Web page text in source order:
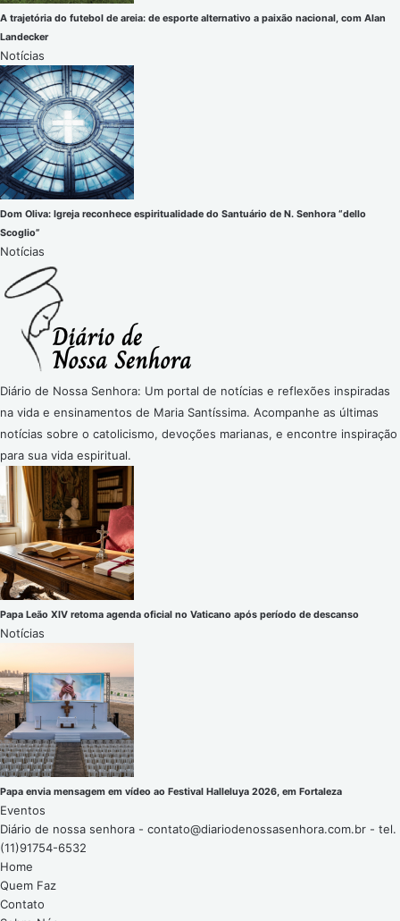
A trajetória do futebol de areia: de esporte alternativo a paixão nacional, com Alan
Landecker
Notícias
Dom Oliva: Igreja reconhece espiritualidade do Santuário de N. Senhora “dello
Scoglio”
Notícias
Diário de Nossa Senhora: Um portal de notícias e reflexões inspiradas
na vida e ensinamentos de Maria Santíssima. Acompanhe as últimas
notícias sobre o catolicismo, devoções marianas, e encontre inspiração
para sua vida espiritual.
Papa Leão XIV retoma agenda oficial no Vaticano após período de descanso
Notícias
Papa envia mensagem em vídeo ao Festival Halleluya 2026, em Fortaleza
Eventos
Diário de nossa senhora - contato@diariodenossasenhora.com.br - tel.
(11)91754-6532
Home
Quem Faz
Contato